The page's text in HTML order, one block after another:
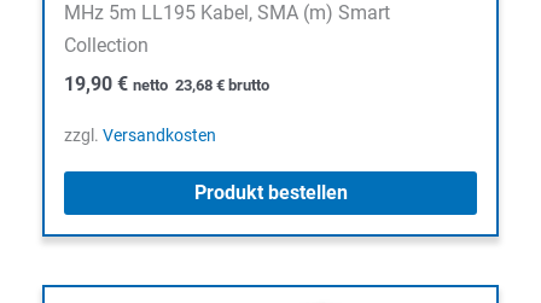
MHz 5m LL195 Kabel, SMA (m) Smart
Collection
19,90 € netto 23,68 € brutto
zzgl. Versandkosten
Produkt bestellen